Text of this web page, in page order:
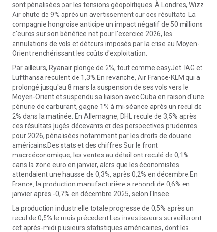
sont pénalisées par les tensions géopolitiques. À Londres, Wizz
Air chute de 9% après un avertissement sur ses résultats. La
compagnie hongroise anticipe un impact négatif de 50 millions
d'euros sur son bénéfice net pour l'exercice 2026, les
annulations de vols et détours imposés par la crise au Moyen-
Orient renchérissant les coûts d'exploitation.
Par ailleurs, Ryanair plonge de 2%, tout comme easyJet. IAG et
Lufthansa reculent de 1,3%.En revanche, Air France-KLM qui a
prolongé jusqu'au 8 mars la suspension de ses vols vers le
Moyen-Orient et suspendu sa liaison avec Cuba en raison d'une
pénurie de carburant, gagne 1% à mi-séance après un recul de
2% dans la matinée. En Allemagne, DHL recule de 3,5% après
des résultats jugés décevants et des perspectives prudentes
pour 2026, pénalisées notamment par les droits de douane
américains.Des stats et des chiffres Sur le front
macroéconomique, les ventes au détail ont reculé de 0,1%
dans la zone euro en janvier, alors que les économistes
attendaient une hausse de 0,3%, après 0,2% en décembre.En
France, la production manufacturière a rebondi de 0,6% en
janvier après -0,7% en décembre 2025, selon l'Insee.
La production industrielle totale progresse de 0,5% après un
recul de 0,5% le mois précédent.Les investisseurs surveilleront
cet après-midi plusieurs statistiques américaines, dont les